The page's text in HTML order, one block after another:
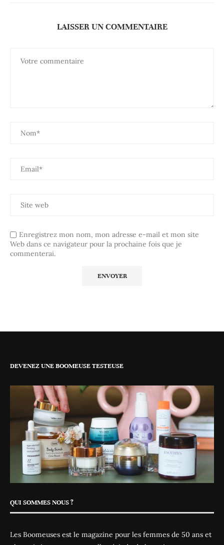
LAISSER UN COMMENTAIRE
Enregistrez mon nom, mon adresse e-mail et mon site
Web dans ce navigateur pour la prochaine fois que je
commenterai.
DEVENEZ UNE BOOMEUSE TESTEUSE
QUI SOMMES NOUS ?
Les Boomeuses est le magazine pour les femmes de 50 ans et